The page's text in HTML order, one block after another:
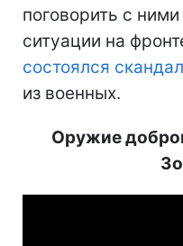
поговорить с
ситуации на
состоялся
из военных.
Оружие